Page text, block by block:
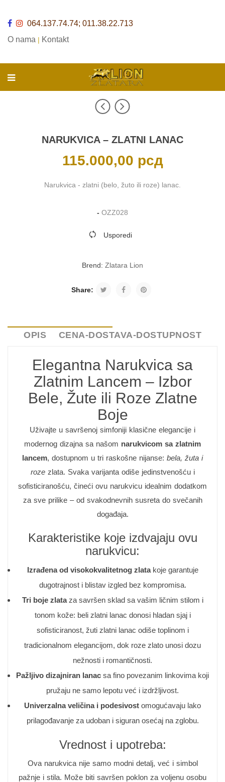
064.137.74.74; 011.38.22.713
O nama | Kontakt
NARUKVICA – ZLATNI LANAC
115.000,00 рсд
Narukvica - zlatni (belo, žuto ili roze) lanac.
- OZZ028
Usporedi
Brend: Zlatara Lion
Share:
OPIS CENA-DOSTAVA-DOSTUPNOST
Elegantna Narukvica sa
Zlatnim Lancem – Izbor
Bele, Žute ili Roze Zlatne
Boje
Uživajte u savršenoj simfoniji klasične elegancije i
modernog dizajna sa našom narukvicom sa zlatnim
lancem, dostupnom u tri raskošne nijanse: bela, žuta i
rozezlata. Svaka varijanta odiše jedinstvenošću i
sofisticiranošću, čineći ovu narukvicu idealnim dodatkom
za sve prilike – od svakodnevnih susreta do svečanih
događaja.
Karakteristike koje izdvajaju ovu
narukvicu:
Izrađena od visokokvalitetnog zlatakoje garantuje
dugotrajnost i blistav izgled bez kompromisa.
Tri boje zlataza savršen sklad sa vašim ličnim stilom i
tonom kože: beli zlatni lanac donosi hladan sjaj i
sofisticiranost, žuti zlatni lanac odiše toplinom i
tradicionalnom elegancijom, dok roze zlato unosi dozu
nežnosti i romantičnosti.
Pažljivo dizajniran lanac sa fino povezanim linkovima koji
pružaju ne samo lepotu već i izdržljivost.
Univerzalna veličina i podesivost omogućavaju lako
prilagođavanje za udoban i siguran osećaj na zglobu.
Vrednost i upotreba:
Ova narukvica nije samo modni detalj, već i simbol
pažnje i stila. Može biti savršen poklon za voljenu osobu